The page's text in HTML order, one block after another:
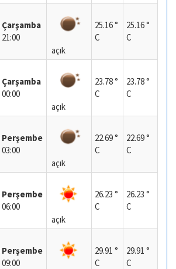
21:00
açık
25.16 °
C
25.16 °
C
00:00
açık
23.78 °
C
23.78 °
C
Perşembe
03:00
açık
22.69 °
C
22.69 °
C
Perşembe
06:00
açık
26.23 °
C
26.23 °
C
Perşembe
09:00
29.91 °
C
29.91 °
C